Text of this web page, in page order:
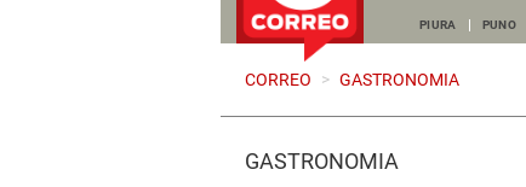
PIURA PUNO
CORREO > GASTRONOMIA
GASTRONOMÍA